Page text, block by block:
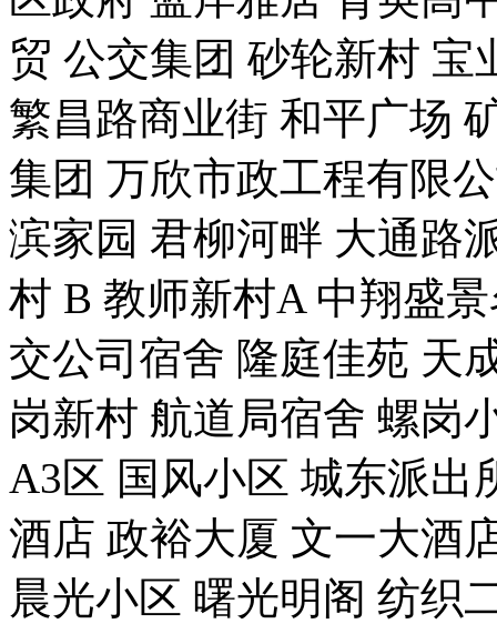
贸 公交集团 砂轮新村
繁昌路商业街 和平广场
集团 万欣市政工程有限
滨家园 君柳河畔 大通路
村 B 教师新村A 中翔盛
交公司宿舍 隆庭佳苑 天
岗新村 航道局宿舍 螺岗
A3区 国风小区 城东派出
酒店 政裕大厦 文一大酒
晨光小区 曙光明阁 纺织